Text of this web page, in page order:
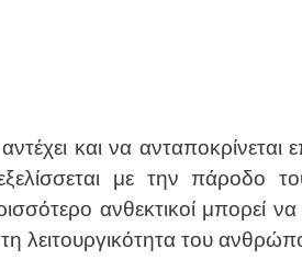
και να ανταποκρίνεται
με την πάροδο
ανθεκτικοί μπορεί να
λειτουργικότητα του